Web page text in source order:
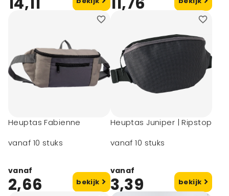
Heuptas Fabienne
vanaf 10 stuks
vanaf
2,66 bekijk
Heuptas Juniper | Ripstop
vanaf 10 stuks
vanaf
3,39 bekijk